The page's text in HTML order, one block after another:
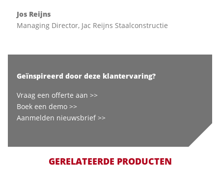
Jos Reijns
Managing Director, Jac Reijns Staalconstructie
Geïnspireerd door deze klantervaring?
Vraag een offerte aan >>
Boek een demo >>
Aanmelden nieuwsbrief >>
GERELATEERDE PRODUCTEN